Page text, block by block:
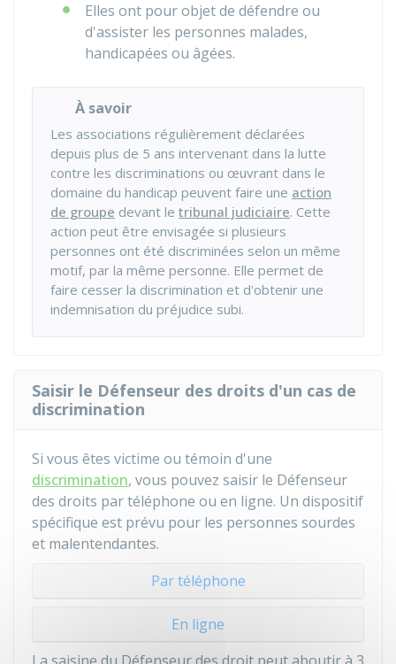
Elles ont pour objet de défendre ou
d'assister les personnes malades,
handicapées ou âgées.
À savoir
Les associations régulièrement déclarées
depuis plus de 5 ans intervenant dans la lutte
contre les discriminations ou œuvrant dans le
domaine du handicap peuvent faire une action
de groupe devant le tribunal judiciaire. Cette
action peut être envisagée si plusieurs
personnes ont été discriminées selon un même
motif, par la même personne. Elle permet de
faire cesser la discrimination et d'obtenir une
indemnisation du préjudice subi.
Saisir le Défenseur des droits d'un cas de
discrimination
Si vous êtes victime ou témoin d'une
discrimination, vous pouvez saisir le Défenseur
des droits par téléphone ou en ligne. Un dispositif
spécifique est prévu pour les personnes sourdes
et malentendantes.
Par téléphone
En ligne